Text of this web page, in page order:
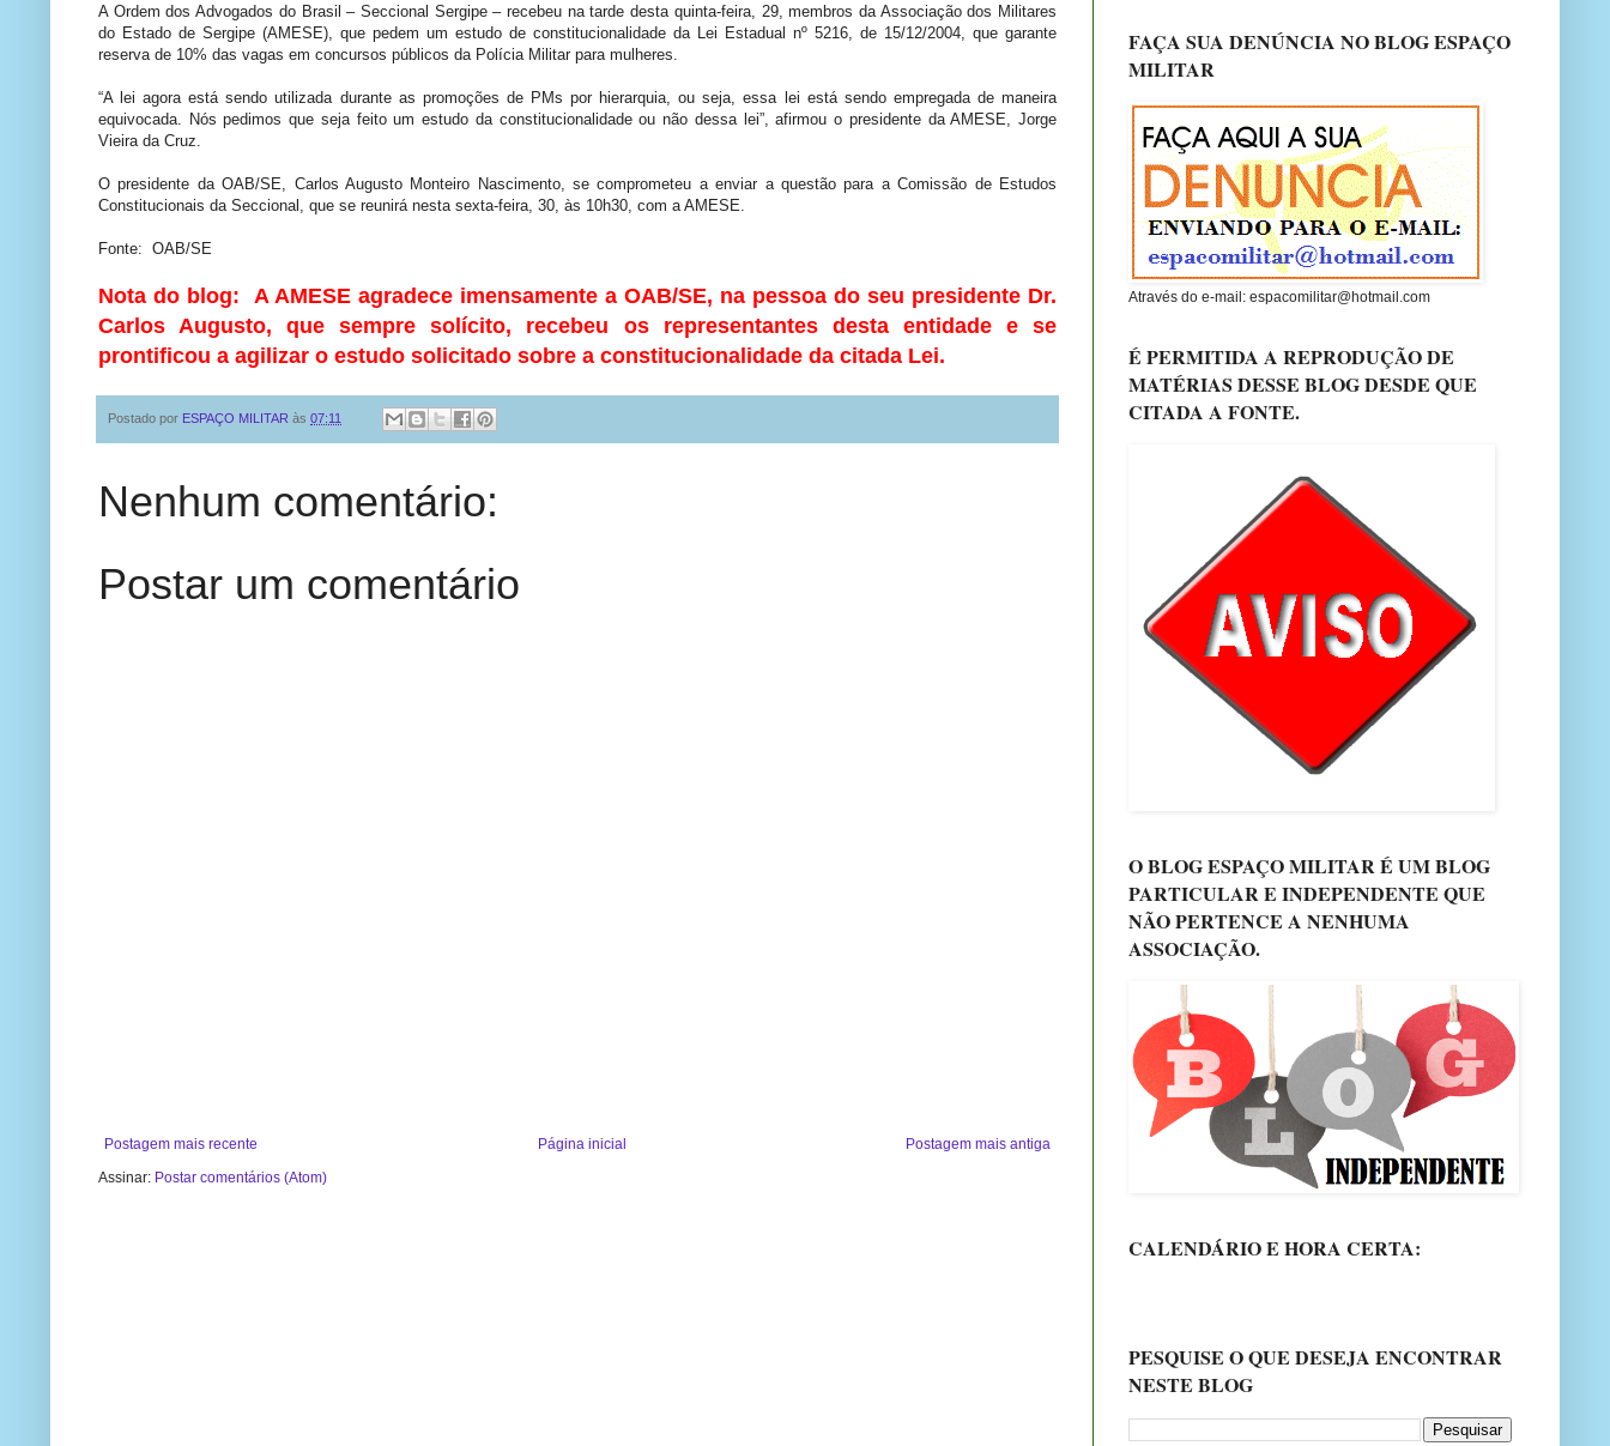
A Ordem dos Advogados do Brasil – Seccional Sergipe – recebeu na tarde desta quinta-feira, 29, membros da Associação dos Militares
do Estado de Sergipe (AMESE), que pedem um estudo de constitucionalidade da Lei Estadual nº 5216, de 15/12/2004, que garante
reserva de 10% das vagas em concursos públicos da Polícia Militar para mulheres.
“A lei agora está sendo utilizada durante as promoções de PMs por hierarquia, ou seja, essa lei está sendo empregada de maneira
equivocada. Nós pedimos que seja feito um estudo da constitucionalidade ou não dessa lei”, afirmou o presidente da AMESE, Jorge
Vieira da Cruz.
O presidente da OAB/SE, Carlos Augusto Monteiro Nascimento, se comprometeu a enviar a questão para a Comissão de Estudos
Constitucionais da Seccional, que se reunirá nesta sexta-feira, 30, às 10h30, com a AMESE.
Fonte: OAB/SE
Nota do blog: A AMESE agradece imensamente a OAB/SE, na pessoa do seu presidente Dr.
Carlos Augusto, que sempre solícito, recebeu os representantes desta entidade e se
prontificou a agilizar o estudo solicitado sobre a constitucionalidade da citada Lei.
Postado por ESPAÇO MILITAR às 07:11
Nenhum comentário:
Postar um comentário
Postagem mais recente Postagem mais antiga
Página inicial
Assinar: Postar comentários (Atom)
FAÇA SUA DENÚNCIA NO BLOG ESPAÇO
MILITAR
Através do e-mail: espacomilitar@hotmail.com
É PERMITIDA A REPRODUÇÃO DE
MATÉRIAS DESSE BLOG DESDE QUE
CITADA A FONTE.
O BLOG ESPAÇO MILITAR É UM BLOG
PARTICULAR E INDEPENDENTE QUE
NÃO PERTENCE A NENHUMA
ASSOCIAÇÃO.
CALENDÁRIO E HORA CERTA:
PESQUISE O QUE DESEJA ENCONTRAR
NESTE BLOG